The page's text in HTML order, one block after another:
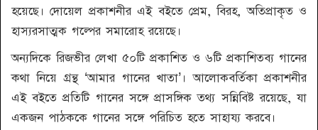
হয়েছে। দোয়েল প্রকাশনীর এই বইতে প্রেম, বিরহ, অতিপ্রাকৃত ও
হাস্যরসাত্মক গল্পের সমারোহ রয়েছে।
অন্যদিকে রিজভীর লেখা ৫০টি প্রকাশিত ও ৬টি প্রকাশিতব্য গানের
কথা নিয়ে গ্রন্থ ‘আমার গানের খাতা’। আলোকবর্তিকা প্রকাশনীর
এই বইতে প্রতিটি গানের সঙ্গে প্রাসঙ্গিক তথ্য সন্নিবিষ্ট রয়েছে, যা
একজন পাঠককে গানের সঙ্গে পরিচিত হতে সাহায্য করবে।